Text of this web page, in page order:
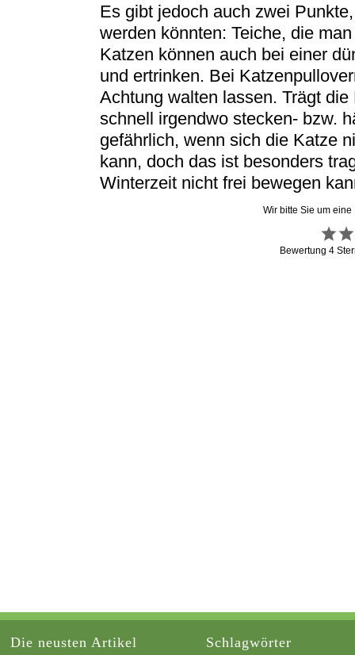
Es gibt jedoch auch zwei
werden könnten: Teiche, die
Katzen können auch bei einer
und ertrinken. Bei
Achtung walten lassen. Trägt
schnell irgendwo stecken- bzw.
gefährlich, wenn sich die Katze
kann, doch das ist besonders
Winterzeit nicht frei bewegen
Wir bitte Sie um
Bewertung 4
Die neusten Artikel Schlagwörter